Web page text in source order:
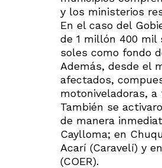
y los ministerios
En el caso del
de 1 millón 400 mil
soles como fondo
Además, desde el
afectados,
motoniveladoras,
También se
de manera
Caylloma; en
Acarí (Caravelí) y
(COER).